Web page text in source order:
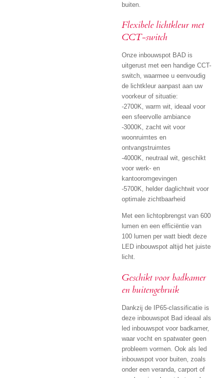
buiten.
Flexibele lichtkleur met
CCT-switch
Onze inbouwspot BAD is
uitgerust met een handige CCT-
switch, waarmee u eenvoudig
de lichtkleur aanpast aan uw
voorkeur of situatie:
-2700K, warm wit, ideaal voor
een sfeervolle ambiance
-3000K, zacht wit voor
woonruimtes en
ontvangstruimtes
-4000K, neutraal wit, geschikt
voor werk- en
kantooromgevingen
-5700K, helder daglichtwit voor
optimale zichtbaarheid
Met een lichtopbrengst van 600
lumen en een efficiëntie van
100 lumen per watt biedt deze
LED inbouwspot altijd het juiste
licht.
Geschikt voor badkamer
en buitengebruik
Dankzij de IP65-classificatie is
deze inbouwspot Bad ideaal als
led inbouwspot voor badkamer,
waar vocht en spatwater geen
probleem vormen. Ook als led
inbouwspot voor buiten, zoals
onder een veranda, carport of